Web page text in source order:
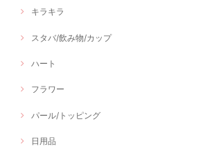
キラキラ
スタバ/飲み物/カップ
ハート
フラワー
パール/トッピング
日用品